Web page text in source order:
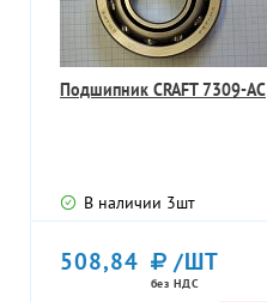
Подшипник CRAFT 7309-AC
В наличии 3шт
508,84 /ШТ
без НДС